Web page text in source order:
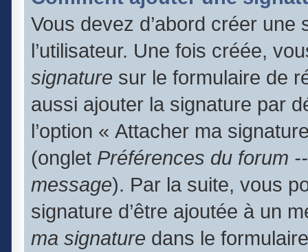
Vous devez d’abord créer
l’utilisateur. Une fois créée,
signature sur le formulaire de
aussi ajouter la signature par
l’option « Attacher ma
(onglet Préférences du forum
message). Par la suite, vous
signature d’être ajoutée à un
ma signature dans le